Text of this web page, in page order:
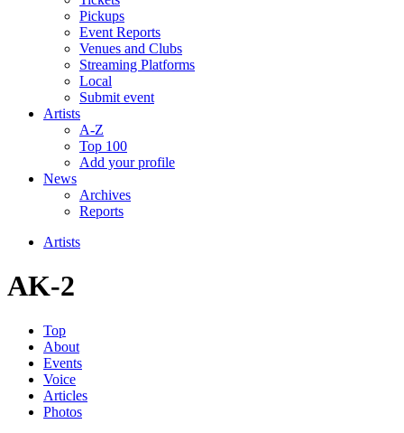
Pickups
Event Reports
Venues and Clubs
Streaming Platforms
Local
Submit event
Artists
A-Z
Top 100
Add your profile
News
Archives
Reports
Artists
AK-2
Top
About
Events
Voice
Articles
Photos